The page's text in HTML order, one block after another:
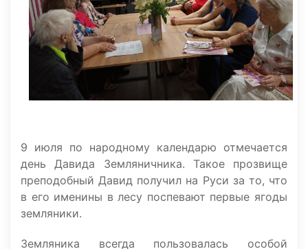
9 июля по народному календарю отмечается
день Давида Земляничника. Такое прозвище
преподобный Давид получил на Руси за то, что
в его именины в лесу поспевают первые ягоды
земляники.
Земляника всегда пользовалась особой